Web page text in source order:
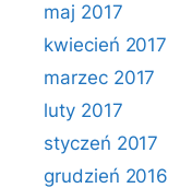
maj 2017
kwiecień 2017
marzec 2017
luty 2017
styczeń 2017
grudzień 2016